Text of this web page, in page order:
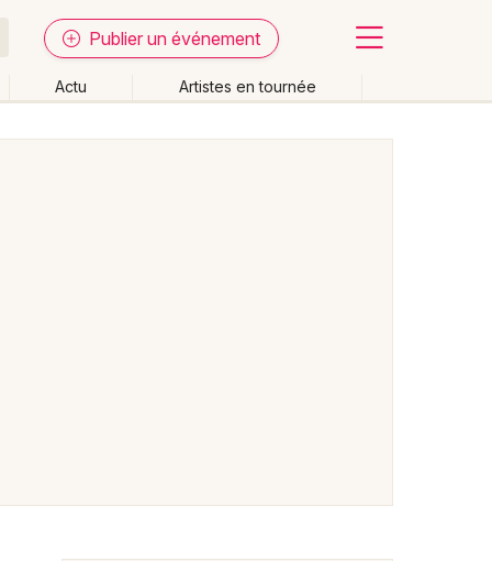
Publier un événement
Actu Artistes en tournée